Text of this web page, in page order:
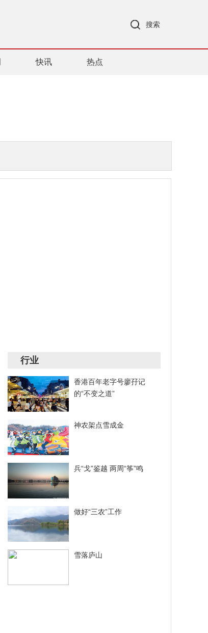
搜索
快讯 热点
行业
香港百年老字号廖孖记
的“不变之道”
神农架点雪成金
兵“戈”鉴越 两周“筝”鸣
做好“三农”工作
雪落庐山